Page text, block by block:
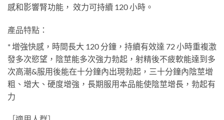
感和影響腎功能， 效力可持續 120 小時。
產品特點：
* 增強快感，時間長大 120 分鐘，持續有效達 72 小時重複激
發多次慾望，陰莖能多次強力勃起，射精後不疲軟能達到多
次高潮&服用後能在十分鐘內出現勃起，三十分鐘內陰莖增
粗、增大、硬度增強，長期服用本品能使陰莖增長，勃起有
力